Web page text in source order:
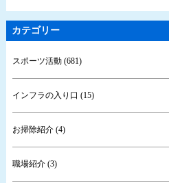
カテゴリー
スポーツ活動 (681)
インフラの入り口 (15)
お掃除紹介 (4)
職場紹介 (3)